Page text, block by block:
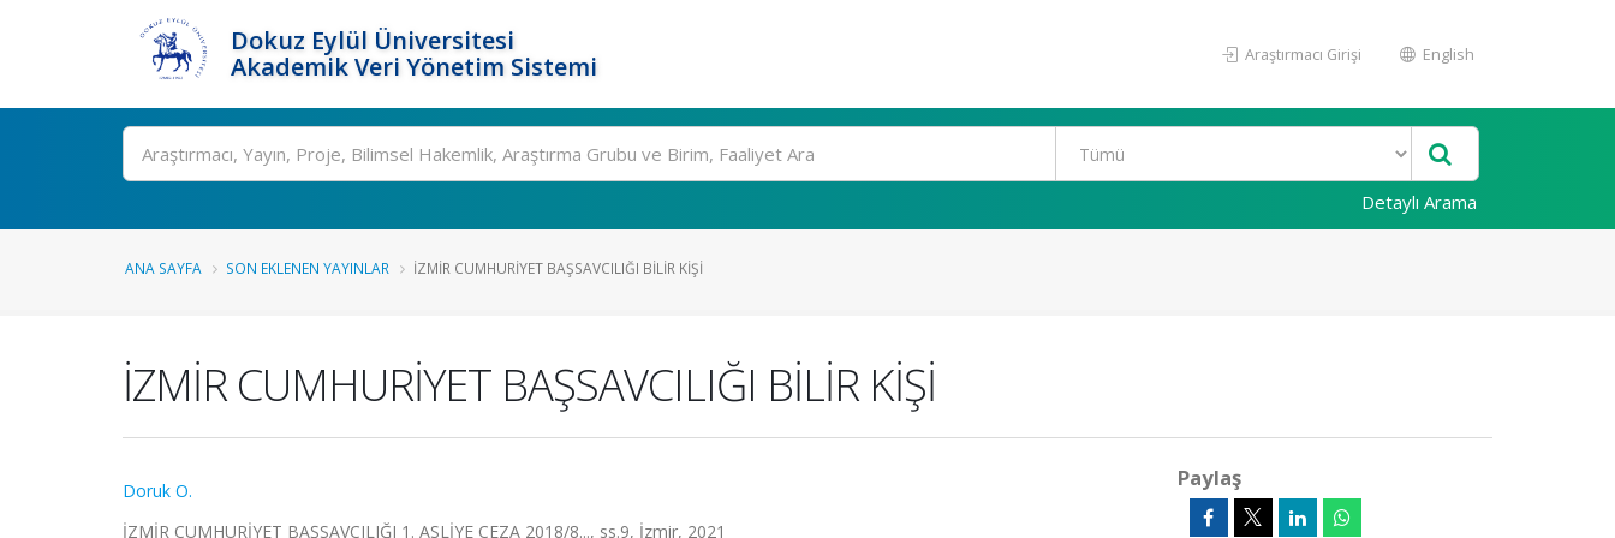
Dokuz Eylül Üniversitesi
Akademik Veri Yönetim Sistemi
Araştırmacı Girişi English
Ara
Detaylı Arama
ANA SAYFA SON EKLENEN YAYINLAR İZMİR CUMHURİYET BAŞSAVCILIĞI BİLİR KİŞİ
İZMİR CUMHURİYET BAŞSAVCILIĞI BİLİR KİŞİ
Doruk O.
İZMİR CUMHURİYET BAŞSAVCILIĞI 1. ASLİYE CEZA 2018/8..., ss.9, İzmir, 2021
Paylaş